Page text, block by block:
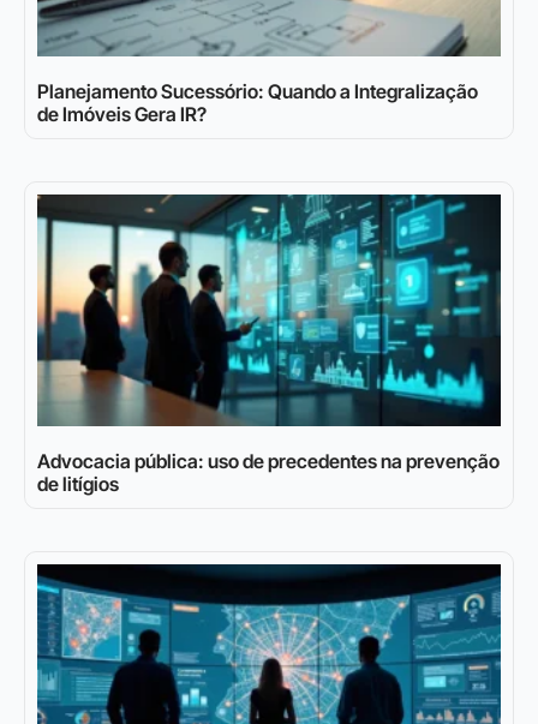
Planejamento Sucessório: Quando a Integralização
de Imóveis Gera IR?
Advocacia pública: uso de precedentes na prevenção
de litígios